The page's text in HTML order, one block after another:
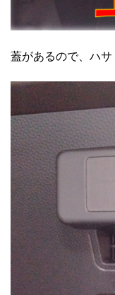
蓋があるので、ハ